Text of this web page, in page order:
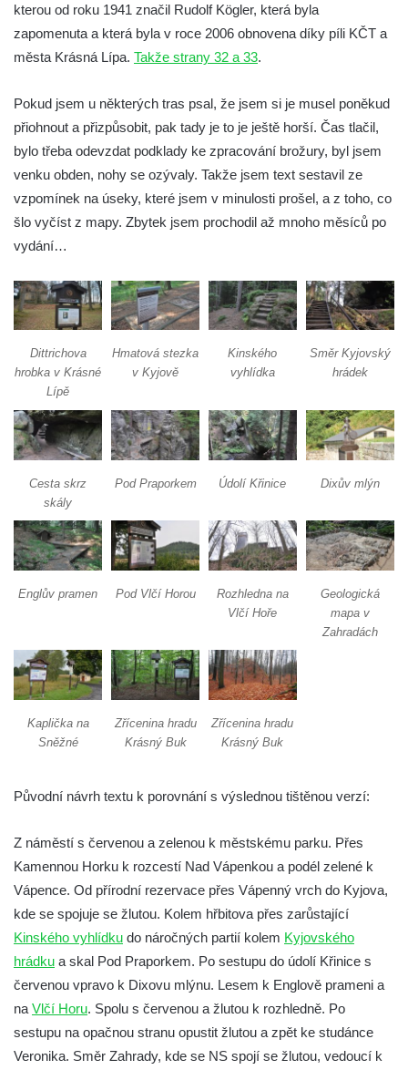
– Kaiserkrone – Schmilka-Hirschmühle
Trasa 06 – zámek Děčín – Tyršův most –
Pastýřská stěna – Děčín Bělá
Trasa 07 – Děčín – Kvádrberk – Labská
Stráž – Růžový hřeben – Belveder – Dolní
Trasa 08 – Hřensko – Janov – Hájenky –
Mezní můstek – Divoká soutěska – Mezní
Louka
Trasa 09 – Hřensko – Edmundova soutěska
Pravčická brána – Hřensko
Trasa 10 – Jetřichovické skály (Jetřichovice
– Pohovka – Rudolfův kámen – Vilemínina
stěna – Mariina skála – Jetřichovice)
Trasa 11 – Jetřichovice – Dolský mlýn –
Kamenická Stráň – Pastevní vrch – Růžová
(a zpět)
Trasa 12 – Jetřichovice – Haťový důl –
Falkenštejn – Tokáň – Panenská jedle –
Vlčí deska – Niedermühle –
Hinterhermsdorf (a ještě kus dál)
Trasa 13 – Vysoká Lípa – Šaunštejn – Malá
Pravčická brána – Zadní Jetřichovice –
Mikulášovice
Trasa 14 – Krásná Lípa – Kamenná Horka
– Kyjov – Turistický most – Brtníky
Trasa 15 – Köglerova naučná stezka
Pavlínino údolí – Jetřichovice
Trasa 19 – Česká Kamenice – Filipov –
Srbská Kamenice – Všemily – Jetřichovice (
– Kunratice – Česká Kamenice)
Trasa 20 – Jiřetín pod Jedlovou – Jedlová –
Tolštejn
Trasa 21 – Rumburk (prohlídka města) –
kterou od roku 1941 značil Rudolf Kögler, která byla
zapomenuta a která byla v roce 2006 obnovena díky píli KČT a
města Krásná Lípa. Takže strany 32 a 33.
Pokud jsem u některých tras psal, že jsem si je musel poněkud
přiohnout a přizpůsobit, pak tady je to je ještě horší. Čas tlačil,
bylo třeba odevzdat podklady ke zpracování brožury, byl jsem
venku obden, nohy se ozývaly. Takže jsem text sestavil ze
vzpomínek na úseky, které jsem v minulosti prošel, a z toho, co
šlo vyčíst z mapy. Zbytek jsem prochodil až mnoho měsíců po
vydání…
Dittrichova
hrobka v Krásné
Lípě
Hmatová stezka
v Kyjově
Kinského
vyhlídka
Směr Kyjovský
hrádek
Cesta skrz
skály
Pod Praporkem Údolí Křinice Dixův mlýn
Englův pramen Pod Vlčí Horou
Rozhledna na
Vlčí Hoře
Geologická
mapa v
Zahradách
Kaplička na
Sněžné
Zřícenina hradu
Krásný Buk
Zřícenina hradu
Krásný Buk
Původní návrh textu k porovnání s výslednou tištěnou verzí:
Z náměstí s červenou a zelenou k městskému parku. Přes
Kamennou Horku k rozcestí Nad Vápenkou a podél zelené k
Vápence. Od přírodní rezervace přes Vápenný vrch do Kyjova,
kde se spojuje se žlutou. Kolem hřbitova přes zarůstající
Kinského vyhlídku do náročných partií kolem Kyjovského
hrádku a skal Pod Praporkem. Po sestupu do údolí Křinice s
červenou vpravo k Dixovu mlýnu. Lesem k Englově prameni a
na Vlčí Horu. Spolu s červenou a žlutou k rozhledně. Po
sestupu na opačnou stranu opustit žlutou a zpět ke studánce
Veronika. Směr Zahrady, kde se NS spojí se žlutou, vedoucí k